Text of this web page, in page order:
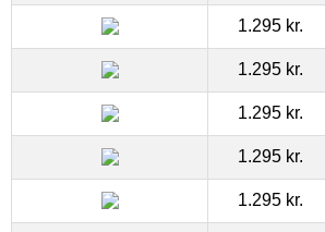
1.295 kr.
1.295 kr.
1.295 kr.
1.295 kr.
1.295 kr.